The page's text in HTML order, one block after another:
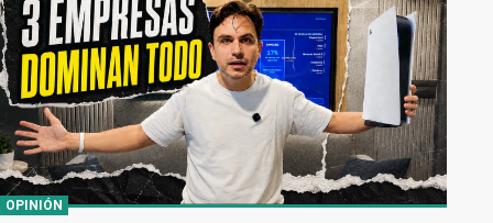
OPINIÓN